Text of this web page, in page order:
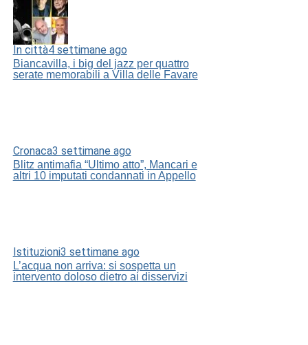
In città4 settimane ago
Biancavilla, i big del jazz per quattro
serate memorabili a Villa delle Favare
Cronaca3 settimane ago
Blitz antimafia “Ultimo atto”, Mancari e
altri 10 imputati condannati in Appello
Istituzioni3 settimane ago
L’acqua non arriva: si sospetta un
intervento doloso dietro ai disservizi